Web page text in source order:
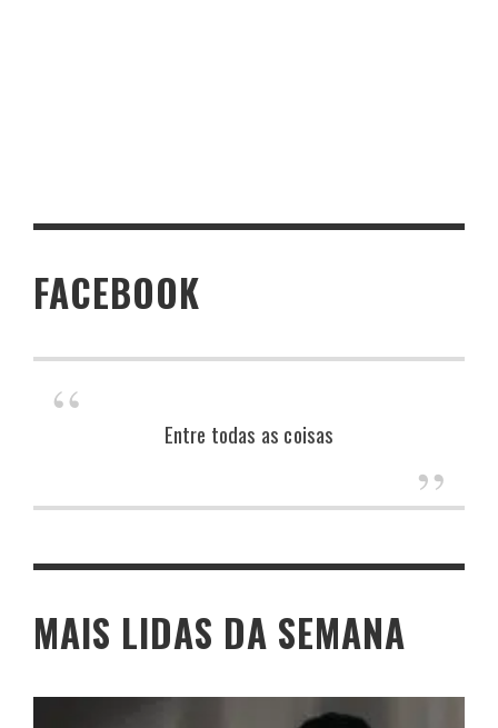
FACEBOOK
Entre todas as coisas
MAIS LIDAS DA SEMANA